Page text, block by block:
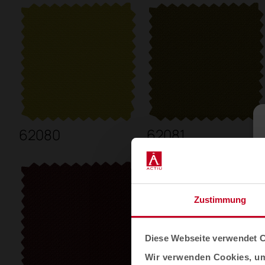
Zustimmung
Diese Webseite verwendet
Wir verwenden Cookies,
62080 62081